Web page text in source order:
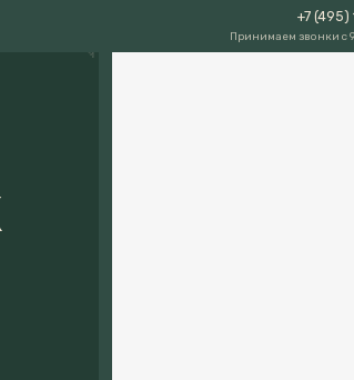
+7 (495) 150-39-08
Принимаем звонки с 9:00 до 24:00